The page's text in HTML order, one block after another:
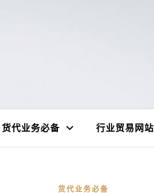
货代业务必备 行业贸易网站
货代业务必备